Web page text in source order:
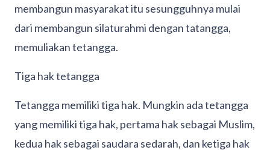
membangun masyarakat itu sesungguhnya mulai
dari membangun silaturahmi dengan tatangga,
memuliakan tetangga.
Tiga hak tetangga
Tetangga memiliki tiga hak. Mungkin ada tetangga
yang memiliki tiga hak, pertama hak sebagai Muslim,
kedua hak sebagai saudara sedarah, dan ketiga hak